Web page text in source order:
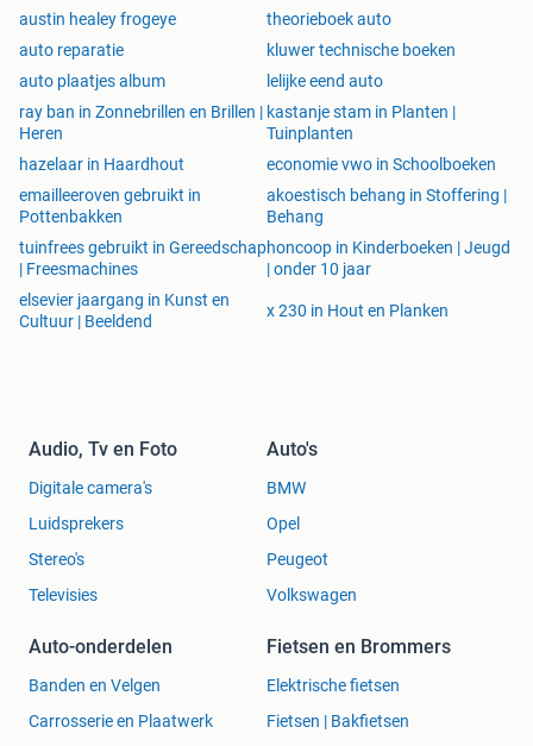
austin healey frogeye
theorieboek auto
auto reparatie
kluwer technische boeken
auto plaatjes album
lelijke eend auto
ray ban in Zonnebrillen en Brillen |
Heren
kastanje stam in Planten |
Tuinplanten
hazelaar in Haardhout
economie vwo in Schoolboeken
emailleeroven gebruikt in
Pottenbakken
akoestisch behang in Stoffering |
Behang
tuinfrees gebruikt in Gereedschap
| Freesmachines
honcoop in Kinderboeken | Jeugd
| onder 10 jaar
elsevier jaargang in Kunst en
Cultuur | Beeldend
x 230 in Hout en Planken
Audio, Tv en Foto
Digitale camera's
Luidsprekers
Stereo's
Televisies
Auto's
BMW
Opel
Peugeot
Volkswagen
Auto-onderdelen
Banden en Velgen
Carrosserie en Plaatwerk
Fietsen en Brommers
Elektrische fietsen
Fietsen | Bakfietsen